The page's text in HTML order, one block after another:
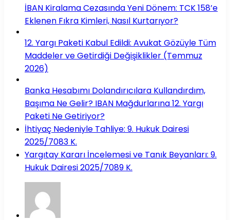
İBAN Kiralama Cezasında Yeni Dönem: TCK 158’e
Eklenen Fıkra Kimleri, Nasıl Kurtarıyor?
12. Yargı Paketi Kabul Edildi: Avukat Gözüyle Tüm
Maddeler ve Getirdiği Değişiklikler (Temmuz
2026)
Banka Hesabımı Dolandırıcılara Kullandırdım,
Başıma Ne Gelir? IBAN Mağdurlarına 12. Yargı
Paketi Ne Getiriyor?
İhtiyaç Nedeniyle Tahliye: 9. Hukuk Dairesi
2025/7083 K.
Yargıtay Kararı İncelemesi ve Tanık Beyanları: 9.
Hukuk Dairesi 2025/7089 K.